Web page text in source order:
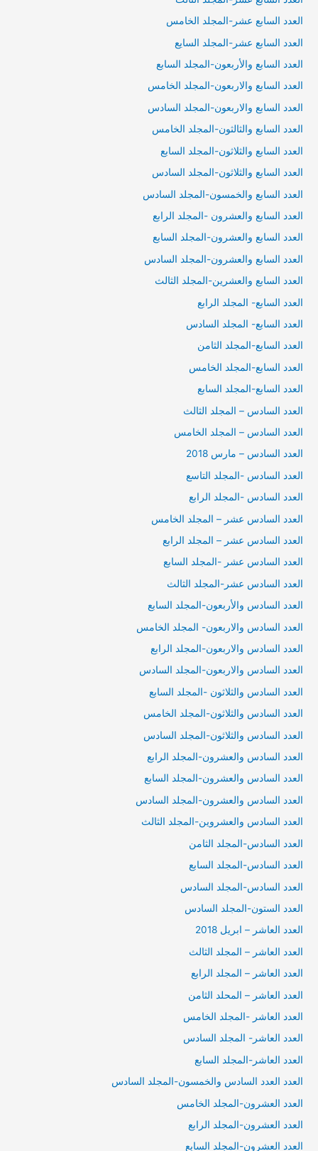
العدد السابع عشر-المجلد الخامس
العدد السابع عشر-المجلد السايع
العدد السابع والأربعون-المجلد السابع
العدد السابع والاربعون-المجلد الخامس
العدد السابع والاربعون-المجلد السادس
العدد السابع والثالثون-المجلد الخامس
العدد السابع والثلاثون-المجلد السابع
العدد السابع والثلاثون-المجلد السادس
العدد السابع والخمسون-المجلد السادس
العدد السابع والعشرون -المجلد الرابع
العدد السابع والعشرون-المجلد السابع
العدد السابع والعشرون-المجلد السادس
العدد السابع والعشرين-المجلد الثالث
العدد السابع- المجلد الرابع
العدد السابع- المجلد السادس
العدد السابع-المجلد الثامن
العدد السابع-المجلد الخامس
العدد السابع-المجلد السابع
العدد السادس – المجلد الثالث
العدد السادس – المجلد الخامس
العدد السادس – مارس 2018
العدد السادس -المجلد التاسع
العدد السادس -المجلد الرابع
العدد السادس عشر – المجلد الخامس
العدد السادس عشر – المجلد الرابع
العدد السادس عشر -المجلد السابع
العدد السادس عشر-المجلد الثالث
العدد السادس والأربعون-المجلد السابع
العدد السادس والاربعون- المجلد الخامس
العدد السادس والاربعون-المجلد الرابع
العدد السادس والاربعون-المجلد السادس
العدد السادس والثلاثون -المجلد السابع
العدد السادس والثلاثون-المجلد الخامس
العدد السادس والثلاثون-المجلد السادس
العدد السادس والعشرون-المجلد الرابع
العدد السادس والعشرون-المجلد السابع
العدد السادس والعشرون-المجلد السادس
العدد السادس والعشروين-المجلد الثالث
العدد السادس-المجلد الثامن
العدد السادس-المجلد السابع
العدد السادس-المجلد السادس
العدد الستون-المجلد السادس
العدد العاشر – ابريل 2018
العدد العاشر – المجلد الثالث
العدد العاشر – المجلد الرابع
العدد العاشر – المحلد الثامن
العدد العاشر -المجلد الخامس
العدد العاشر- المجلد السادس
العدد العاشر-المجلد السابع
العدد العدد السادس والخمسون-المجلد السادس
العدد العشرون-المجلد الخامس
العدد العشرون-المجلد الرابع
العدد العشرون-المجلد السابع